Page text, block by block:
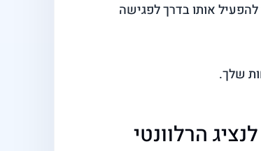
אותו בדרך לפגישה
שלך.
הרלוונטי